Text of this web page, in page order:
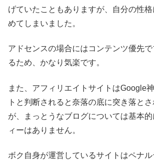
げていたこともありますが、自分の性
めてしまいました。
アドセンスの場合にはコンテンツ優先
るため、かなり気楽です。
また、アフィリエイトサイトはGoogle
トと判断されると奈落の底に突き落と
が、まっとうなブログについては基本
ィーはありません。
ボク自身が運営しているサイトはペナ